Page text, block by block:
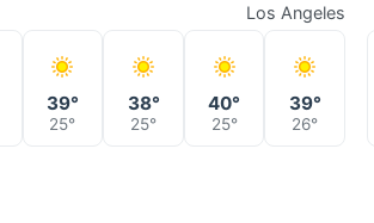
Los Angeles
39°
26°
40°
25°
38°
25°
39°
25°